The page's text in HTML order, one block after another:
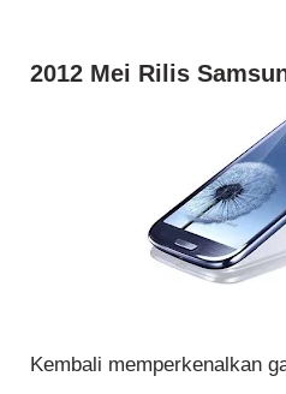
2012 Mei Rilis
Kembali memperkenalkan